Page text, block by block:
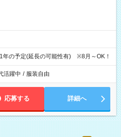
の予定(延長の可能性有) ※8月～OK！
活躍中 / 服装自由
応募する 詳細へ